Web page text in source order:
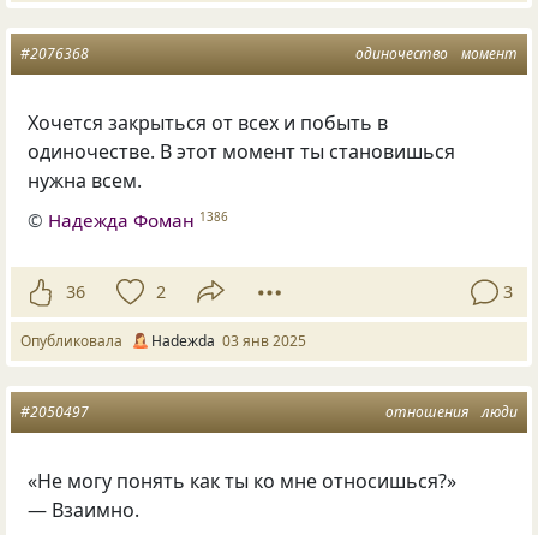
одиночество момент
#2076368
Хочется закрыться от всех и побыть в
одиночестве. В этот момент ты становишься
нужна всем.
© Надежда Фоман 1386
36 2 3
Опубликовала Нadeжda 03 янв 2025
отношения люди
#2050497
«Не могу понять как ты ко мне относишься?»
— Взаимно.